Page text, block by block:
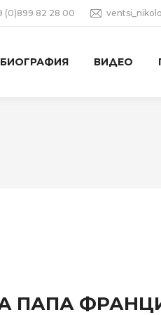
(0)899 82 28 00
БИОГРАФИЯ ВИДЕО
ПАПА